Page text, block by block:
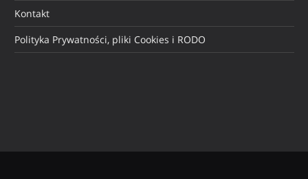
Kontakt
Polityka Prywatności, pliki Cookies i RODO